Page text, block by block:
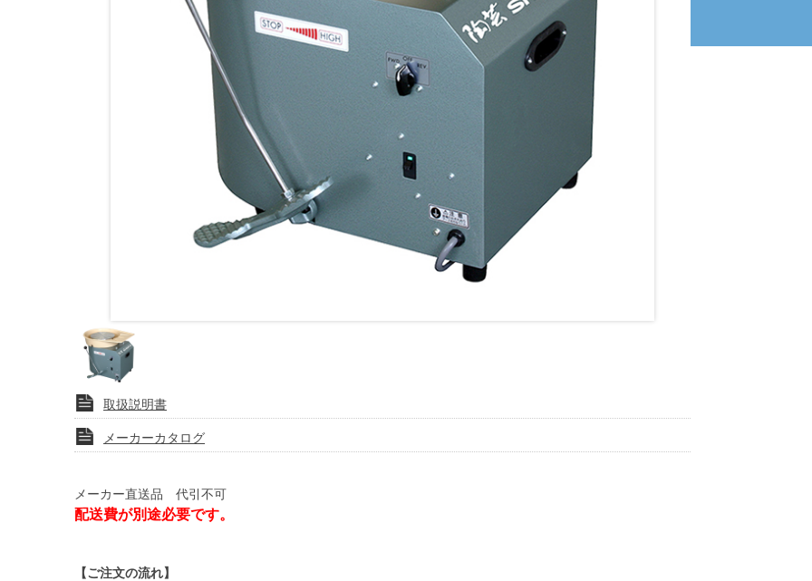
取扱説明書
メーカーカタログ
メーカー直送品 代引不可
配送費が別途必要です。
【ご注文の流れ】